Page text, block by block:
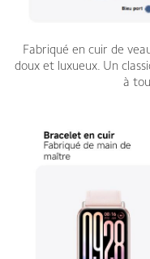
Fabriqué en cuir de
doux et luxueux. Un
à